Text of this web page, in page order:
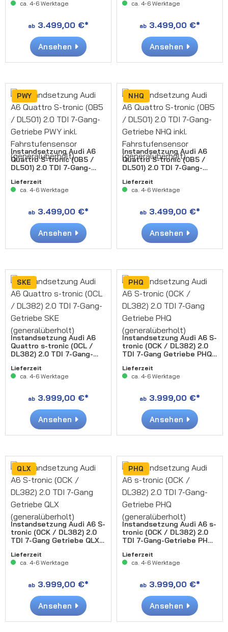
(generalüberholt)
ca. 4-6 Werktage
ab 3.499,00 €*
Ansehen
ca. 4-6 Werktage
ab 3.499,00 €*
Ansehen
PWY
Instandsetzung Audi A6
Quattro S-tronic (0B5 /
DL501) 2.0 TDI 7-Gang-
Fahrstufensensor
(generalüberholt)
Lieferzeit
ca. 4-6 Werktage
ab 3.499,00 €*
Ansehen
NHQ
Instandsetzung Audi A6
Quattro S-tronic (0B5 /
DL501) 2.0 TDI 7-Gang-
Fahrstufensensor
(generalüberholt)
Lieferzeit
ca. 4-6 Werktage
ab 3.499,00 €*
Ansehen
SKE
Instandsetzung Audi A6
Quattro s-tronic (0CL /
DL382) 2.0 TDI 7-Gang-
(generalüberholt)
Lieferzeit
ca. 4-6 Werktage
ab 3.999,00 €*
Ansehen
PHQ
Instandsetzung Audi A6 S-
tronic (0CK / DL382) 2.0
TDI 7-Gang Getriebe PHQ
Lieferzeit
ca. 4-6 Werktage
ab 3.999,00 €*
Ansehen
QLX
Instandsetzung Audi A6 S-
tronic (0CK / DL382) 2.0
TDI 7-Gang Getriebe QLX
Lieferzeit
ca. 4-6 Werktage
ab 3.999,00 €*
Ansehen
PHQ
Instandsetzung Audi A6 s-
tronic (0CK / DL382) 2.0
TDI 7-Gang-Getriebe PHQ
Lieferzeit
ca. 4-6 Werktage
ab 3.999,00 €*
Ansehen